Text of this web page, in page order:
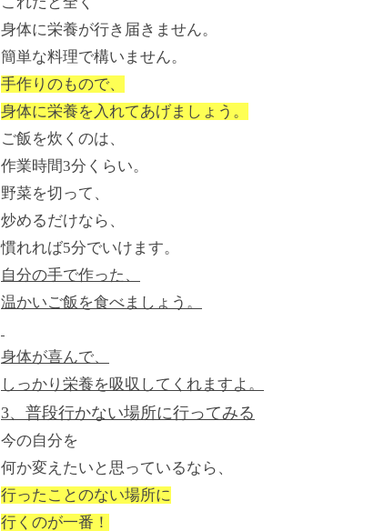
身体に栄養が行き届きません。
簡単な料理で構いません。
手作りのもので、
身体に栄養を入れてあげましょう。
ご飯を炊くのは、
作業時間3分くらい。
野菜を切って、
炒めるだけなら、
慣れれば5分でいけます。
自分の手で作った、
温かいご飯を食べましょう。
身体が喜んで、
しっかり栄養を吸収してくれますよ。
3、普段行かない場所に行ってみる
今の自分を
何か変えたいと思っているなら、
行ったことのない場所に
行くのが一番！